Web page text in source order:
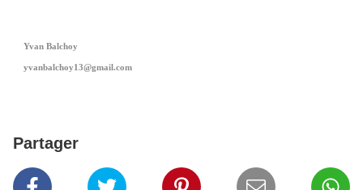
Yvan Balchoy
yvanbalchoy13@gmail.com
Partager